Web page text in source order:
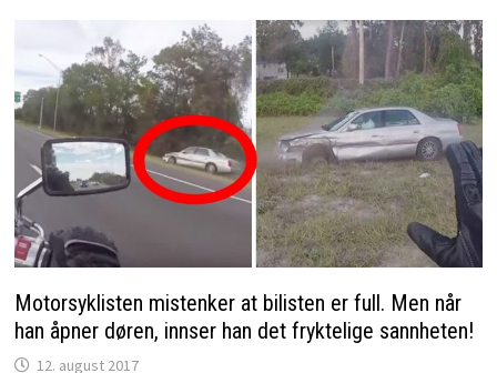
Motorsyklisten mistenker at bilisten er full. Men når
han åpner døren, innser han det fryktelige sannheten!
12. august 2017